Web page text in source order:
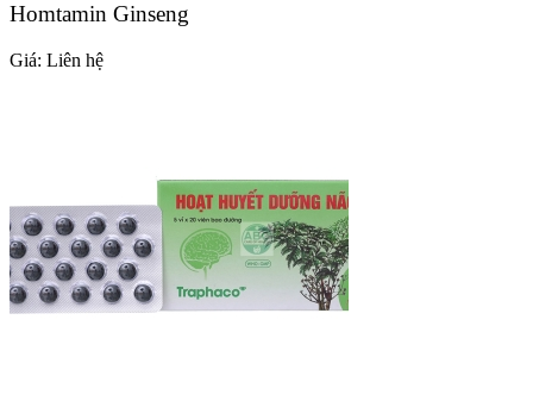
Homtamin Ginseng
Giá: Liên hệ